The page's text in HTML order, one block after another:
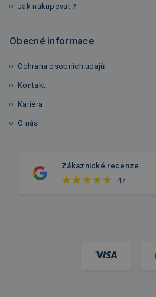
Jak nakupovat ?
Obecné informace
Ochrana osobních údajů
Kontakt
Kariéra
O nás
Zákaznické recenze
4,7